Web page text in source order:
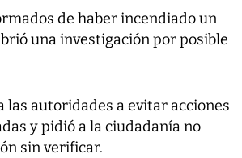
de haber incendiado un
una investigación por posible
las autoridades a evitar acciones
y pidió a la ciudadanía no
sin verificar.